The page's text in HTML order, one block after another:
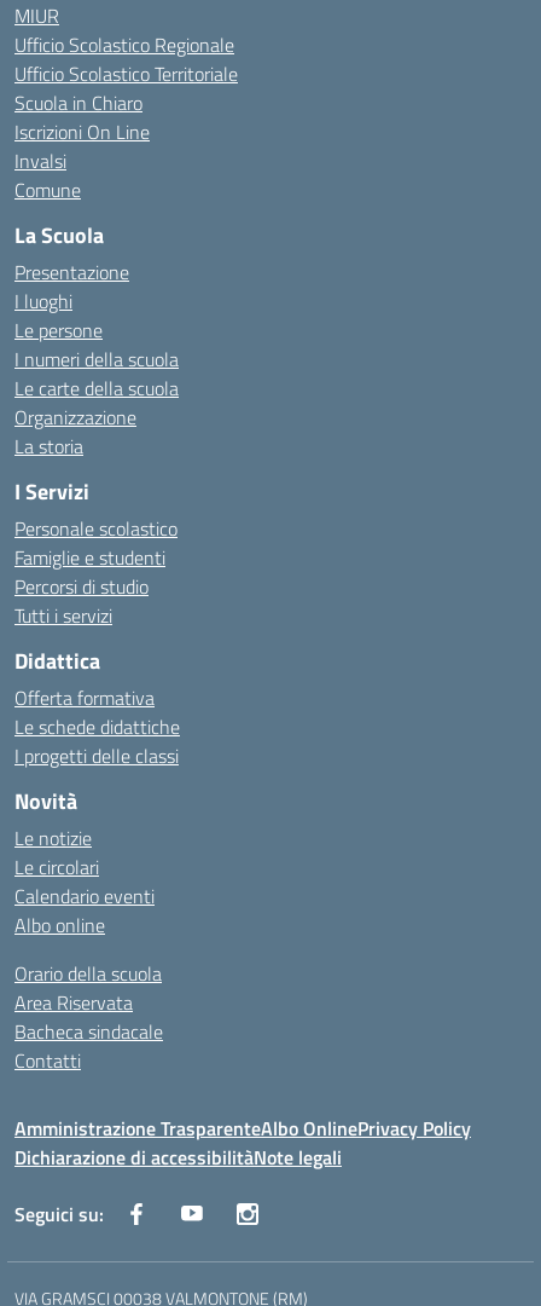
MIUR
Ufficio Scolastico Regionale
Ufficio Scolastico Territoriale
Scuola in Chiaro
Iscrizioni On Line
Invalsi
Comune
La Scuola
Presentazione
I luoghi
Le persone
I numeri della scuola
Le carte della scuola
Organizzazione
La storia
I Servizi
Personale scolastico
Famiglie e studenti
Percorsi di studio
Tutti i servizi
Didattica
Offerta formativa
Le schede didattiche
I progetti delle classi
Novità
Le notizie
Le circolari
Calendario eventi
Albo online
Orario della scuola
Area Riservata
Bacheca sindacale
Contatti
Amministrazione TrasparenteAlbo OnlinePrivacy Policy
Dichiarazione di accessibilitàNote legali
Seguici su:
VIA GRAMSCI 00038 VALMONTONE (RM)